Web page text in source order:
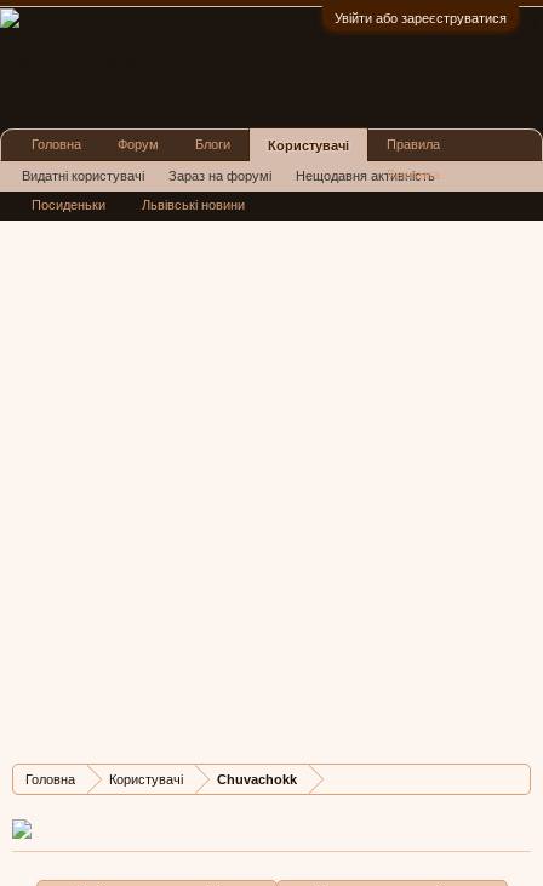
Увійти або зареєструватися
Головна Користувачі Chuvachokk
Дописів
2
Карма
0
Бали
1
Головна Форум Блоги Користувачі
Видатні користувачі Зараз на форумі Нещодавня активність
Нові повідомлення профілю
Правила
Реклама
Посиденьки Львівські новини